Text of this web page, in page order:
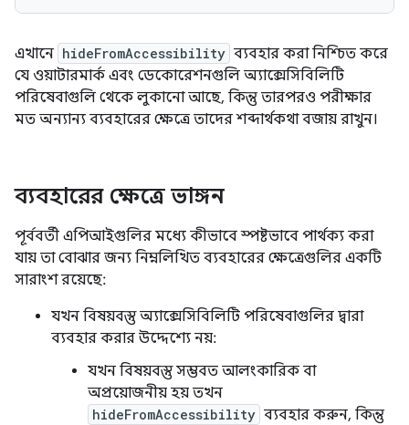
এখানে hideFromAccessibility ব্যবহার করা নিশ্চিত করে
যে ওয়াটারমার্ক এবং ডেকোরেশনগুলি অ্যাক্সেসিবিলিটি
পরিষেবাগুলি থেকে লুকানো আছে, কিন্তু তারপরও পরীক্ষার
মত অন্যান্য ব্যবহারের ক্ষেত্রে তাদের শব্দার্থকথা বজায় রাখুন।
ব্যবহারের ক্ষেত্রে ভাঙ্গন
পূর্ববর্তী এপিআইগুলির মধ্যে কীভাবে স্পষ্টভাবে পার্থক্য করা
যায় তা বোঝার জন্য নিম্নলিখিত ব্যবহারের ক্ষেত্রেগুলির একটি
সারাংশ রয়েছে:
যখন বিষয়বস্তু অ্যাক্সেসিবিলিটি পরিষেবাগুলির দ্বারা
ব্যবহার করার উদ্দেশ্যে নয়:
যখন বিষয়বস্তু সম্ভবত আলংকারিক বা
অপ্রয়োজনীয় হয় তখন
hideFromAccessibility ব্যবহার করুন, কিন্তু